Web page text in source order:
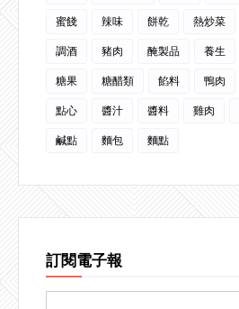
蜜餞 辣味 餅乾 熱炒菜
調酒
豬肉 醃製品 養生
糖果
糖醋類 餡料 鴨肉
點心
醬汁 醬料 雞肉
鹹點
麵包 麵點
訂閱電子報